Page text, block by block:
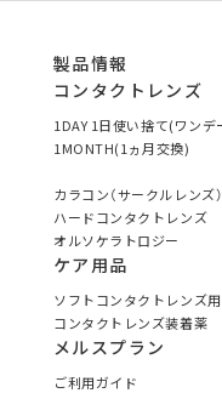
製品情報
コンタクトレンズ
1DAY 1日使い捨て(ワンデ
1MONTH(1ヵ月交換)
カラコン（サークルレンズ）
ハードコンタクトレンズ
オルソケラトロジー
ケア用品
ソフトコンタクトレンズ用
コンタクトレンズ装着薬
メルスプラン
ご利用ガイド